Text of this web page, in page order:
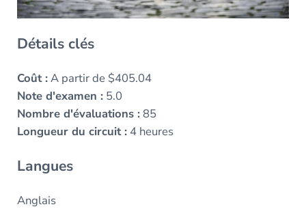
Détails clés
Coût :A partir de $405.04
Note d'examen :5.0
Nombre d'évaluations :85
Longueur du circuit :4 heures
Langues
Anglais